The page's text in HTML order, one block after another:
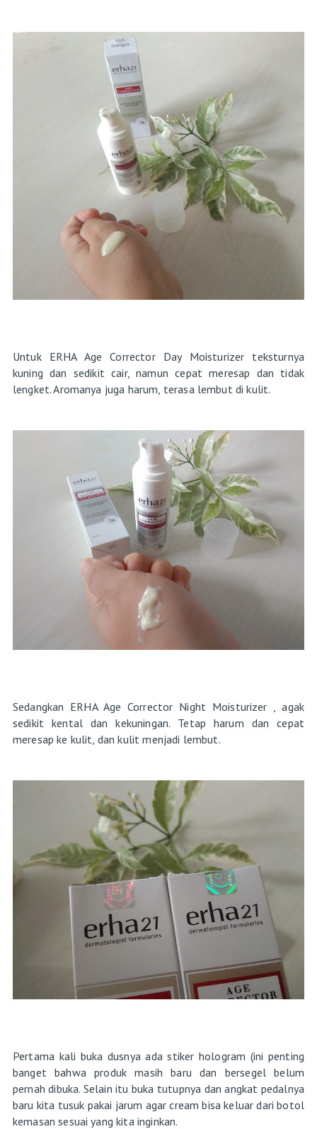
Untuk ERHA Age Corrector Day Moisturizer teksturnya
kuning dan sedikit cair, namun cepat meresap dan tidak
lengket. Aromanya juga harum, terasa lembut di kulit.
Sedangkan ERHA Age Corrector Night Moisturizer , agak
sedikit kental dan kekuningan. Tetap harum dan cepat
meresap ke kulit, dan kulit menjadi lembut.
Pertama kali buka dusnya ada stiker hologram (ini penting
banget bahwa produk masih baru dan bersegel belum
pernah dibuka. Selain itu buka tutupnya dan angkat pedalnya
baru kita tusuk pakai jarum agar cream bisa keluar dari botol
kemasan sesuai yang kita inginkan.